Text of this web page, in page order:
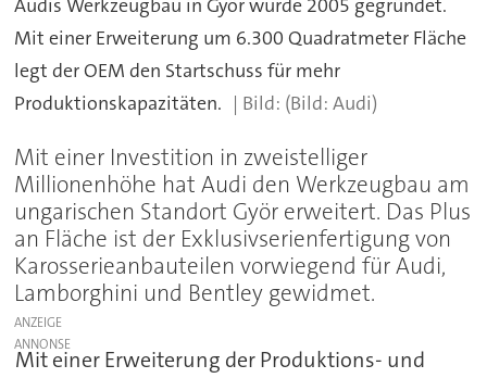
Audis Werkzeugbau in Györ wurde 2005 gegründet.
Mit einer Erweiterung um 6.300 Quadratmeter Fläche
legt der OEM den Startschuss für mehr
Produktionskapazitäten.
(Bild: Audi)
Mit einer Investition in zweistelliger
Millionenhöhe hat Audi den Werkzeugbau am
ungarischen Standort Györ erweitert. Das Plus
an Fläche ist der Exklusivserienfertigung von
Karosserieanbauteilen vorwiegend für Audi,
Lamborghini und Bentley gewidmet.
ANZEIGE
Mit einer Erweiterung der Produktions- und